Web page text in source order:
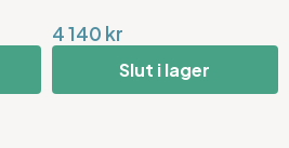
4 140 kr
Slut i lager